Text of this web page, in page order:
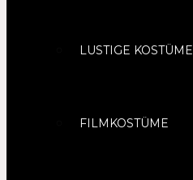
LUSTIGE KOSTÜME
FILMKOSTÜME